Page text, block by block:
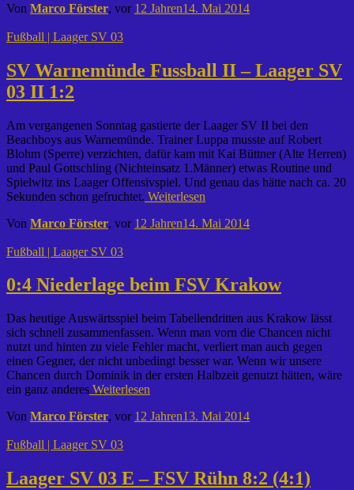
Von Marco Förster, vor 12 Jahren14. Mai 2014
Fußball | Laager SV 03
SV Warnemünde Fussball II – Laager SV
03 II 1:2
Am vergangenen Sonntag gastierte der Laager SV II bei den
Beachboys aus Warnemünde. Trainer Luppa musste auf Robert
Blohm (Sperre) verzichten, dafür kam mit Kai Büttner (Alte Herren)
und Paul Gottschling (Nichteinsatz 1.Männer) etwas Routine und
Spielwitz ins Laager Offensivspiel. Und genau das hätte nach ca. 20
Sekunden schon gefruchtet. Weiterlesen
Von Marco Förster, vor 12 Jahren14. Mai 2014
Fußball | Laager SV 03
0:4 Niederlage beim FSV Krakow
Das heutige Auswärtsspiel beim Tabellendritten aus Krakow lässt
sich schnell zusammenfassen. Wenn man vorn die Chancen nicht
nutzt und hinten zu viele Fehler macht, verliert man auch gegen
einen Gegner, der nicht unbedingt besser war. Wenn wir unsere
Chancen durch Dominik in der ersten Halbzeit genutzt hätten, wäre
ein ganz anderes Weiterlesen
Von Marco Förster, vor 12 Jahren13. Mai 2014
Fußball | Laager SV 03
Laager SV 03 E – FSV Rühn 8:2 (4:1)